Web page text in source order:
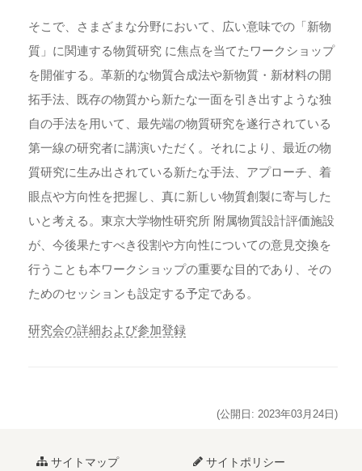
そこで、さまざまな分野において、広い意味での「新物
質」に関連する物質研究 に焦点を当てたワークショップ
を開催する。革新的な物質合成法や新物質・新材料の開
拓手法、既存の物質から新たな一面を引き出すような独
自の手法を用いて、最先端の物質研究を遂行されている
第一線の研究者に講演いただく。それにより、最近の物
質研究に生み出されている新たな手法、アプローチ、着
眼点や方向性を把握し、真に新しい物質創製に寄与した
いと考える。東京大学物性研究所 附属物質設計評価施設
が、今後果たすべき役割や方向性についての意見交換を
行うことも本ワークショップの重要な目的であり、その
ためのセッションも設定する予定である。
研究会の詳細および参加登録
(公開日: 2023年03月24日)
サイトマップ サイトポリシー